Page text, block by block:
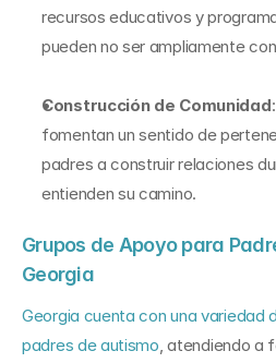
recursos educativos y
pueden no ser ampliamente
Construcción de Comunidad
fomentan un sentido de
padres a construir relaciones
entienden su camino.
Grupos de Apoyo para
Georgia
Georgia cuenta con una variedad
padres de autismo, atendiendo a